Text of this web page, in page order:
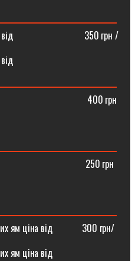
від ⠀⠀⠀⠀⠀⠀⠀⠀⠀⠀350 грн /
⠀⠀⠀⠀⠀⠀⠀⠀⠀⠀⠀⠀⠀⠀⠀400 грн
грн
ям ціна від ⠀⠀⠀⠀300 грн/
ям ціна від